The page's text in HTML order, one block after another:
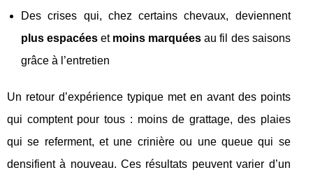
Des crises qui, chez certains chevaux, deviennent
plus espacées et moins marquées au fil des saisons
grâce à l’entretien
Un retour d’expérience typique met en avant des points
qui comptent pour tous : moins de grattage, des plaies
qui se referment, et une crinière ou une queue qui se
densifient à nouveau. Ces résultats peuvent varier d’un